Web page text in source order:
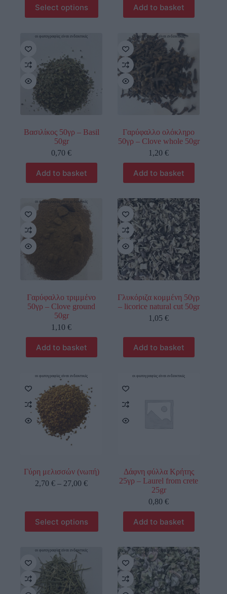
Select options Add to basket
οι φωτογραφίες είναι ενδεικτικές
Βασιλίκος 50γρ – Basil
50gr
0,70€
Add to basket
οι φωτογραφίες είναι ενδεικτικές
Γαρύφαλλο ολόκληρο
50γρ – Clove whole 50gr
1,20€
Add to basket
οι φωτογραφίες είναι ενδεικτικές
Γαρύφαλλο τριμμένο
50γρ – Clove ground
50gr
1,10€
Add to basket
οι φωτογραφίες είναι ενδεικτικές
Γλυκόριζα κομμένη 50γρ
– licorice natural cut 50gr
1,05€
Add to basket
οι φωτογραφίες είναι ενδεικτικές
Γύρη μελισσών (νωπή)
2,70€ – 27,00€
Select options
οι φωτογραφίες είναι ενδεικτικές
Δάφνη φύλλα Κρήτης
25γρ – Laurel from crete
25gr
0,80€
Add to basket
οι φωτογραφίες είναι ενδεικτικές οι φωτογραφίες είναι ενδεικτικές